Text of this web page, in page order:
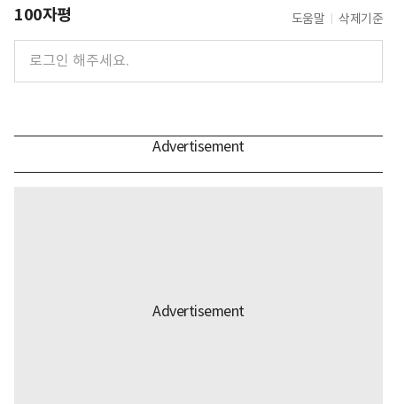
100자평 도움말 삭제기준